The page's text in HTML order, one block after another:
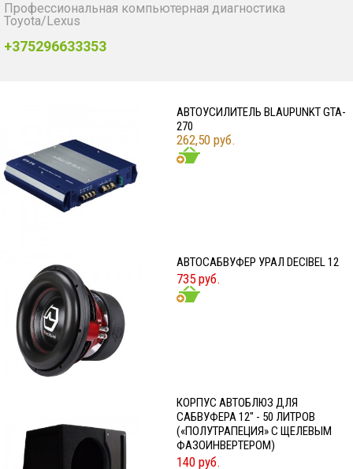
Профессиональная компьютерная диагностика
Toyota/Lexus
+375296633353
АВТОУСИЛИТЕЛЬ BLAUPUNKT GTA-
270
262,50 руб.
АВТОСАБВУФЕР УРАЛ DECIBEL 12
735 руб.
КОРПУС АВТОБЛЮЗ ДЛЯ
САБВУФЕРА 12" - 50 ЛИТРОВ
(«ПОЛУТРАПЕЦИЯ» С ЩЕЛЕВЫМ
ФАЗОИНВЕРТЕРОМ)
140 руб.